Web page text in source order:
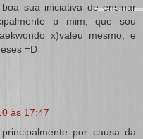
sua iniciativa de ensinar
p mim, que sou
x)valeu mesmo, e
=D
às 17:47
por causa da